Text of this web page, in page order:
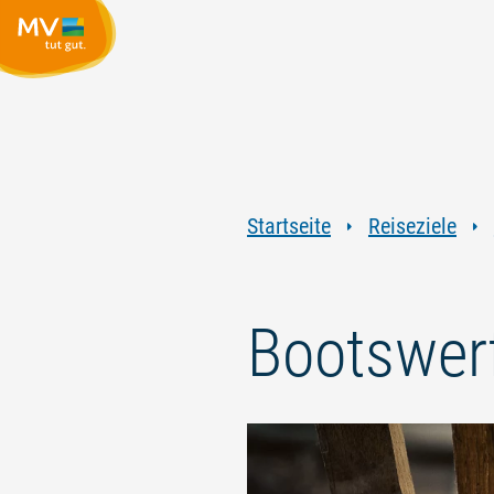
Startseite Reiseziele